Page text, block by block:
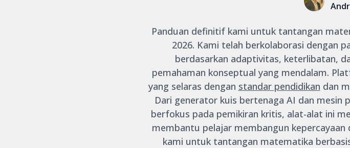
Panduan definitif kami untuk tantangan
2026. Kami telah berkolaborasi dengan
berdasarkan adaptivitas, keterlibatan,
pemahaman konseptual yang mendalam.
yang selaras dengan standar pendidikan dan
Dari generator kuis bertenaga AI dan
berfokus pada pemikiran kritis, alat-alat ini
membantu pelajar membangun
kami untuk tantangan matematika